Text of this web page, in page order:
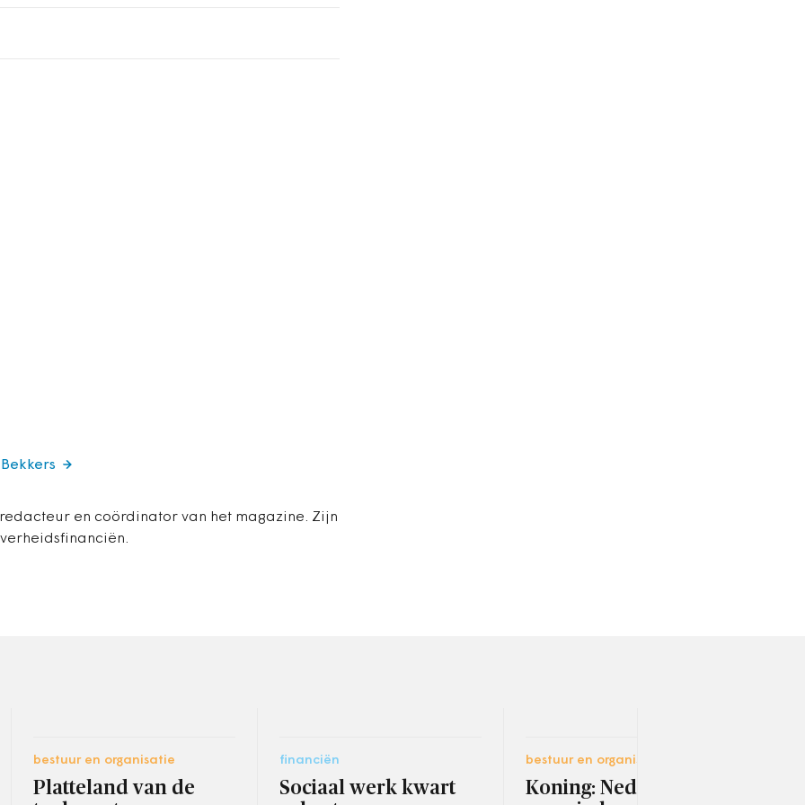
redacteur en coördinator van het magazine. Zijn
bestuur en organisatie
Platteland van de
financiën
Sociaal werk kwart
bestuur en organisatie
Koning: Nederland